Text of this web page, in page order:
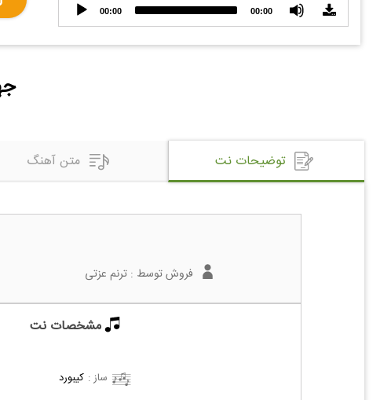
Audio
Player
00:00 00:00
توضیحات نت متن آهنگ
فروش توسط :ترنم عزتی
مشخصات نت
ساز : کیبورد